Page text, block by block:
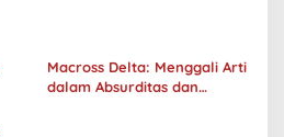
Macross Delta: Menggali Arti
dalam Absurditas dan